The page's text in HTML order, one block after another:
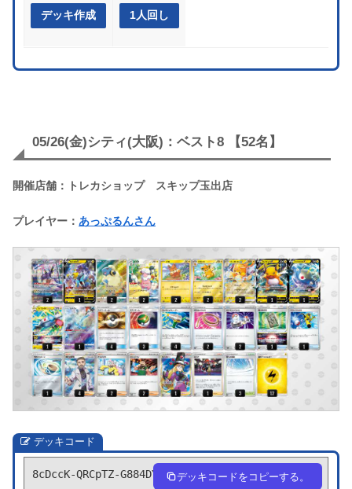
デッキ作成 1人回し
05/26(金)シティ(大阪)：ベスト8 【52名】
開催店舗：トレカショップ スキップ玉出店
プレイヤー： あっぷるんさん
デッキコード
8cDccK-QRCpTZ-G884DY デッキコードをコピーする。